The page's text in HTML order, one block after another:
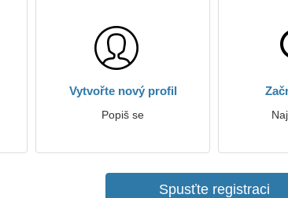
Vytvořte nový profil
Popiš se
Spusťte registraci